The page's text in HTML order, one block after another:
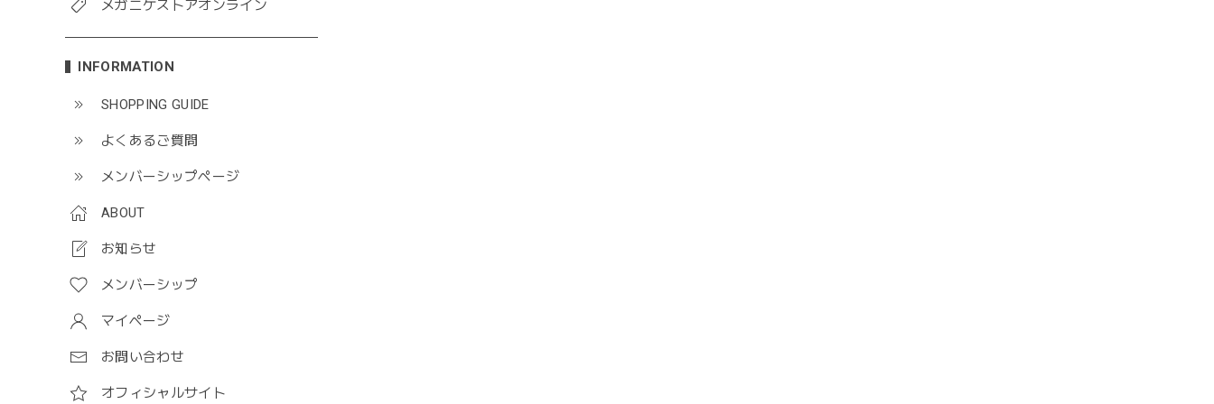
メガニケストアオンライン
INFORMATION
SHOPPING GUIDE
よくあるご質問
メンバーシップページ
ABOUT
お知らせ
メンバーシップ
マイページ
お問い合わせ
オフィシャルサイト